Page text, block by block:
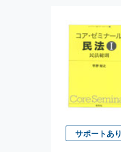
サポートあり